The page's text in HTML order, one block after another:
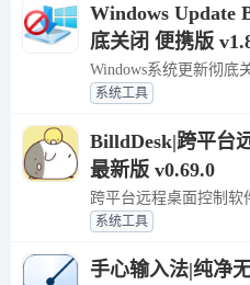
Windows Update
底关闭 便携版
Windows系统更新彻底
系统工具
BilldDesk|跨平台
最新版 v0.69.0
跨平台远程桌面控制软
系统工具
手心输入法|纯净